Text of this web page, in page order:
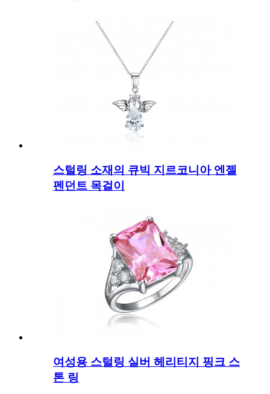
스털링 소재의 큐빅 지르코니아 엔젤
펜던트 목걸이
여성용 스털링 실버 헤리티지 핑크 스
톤 링